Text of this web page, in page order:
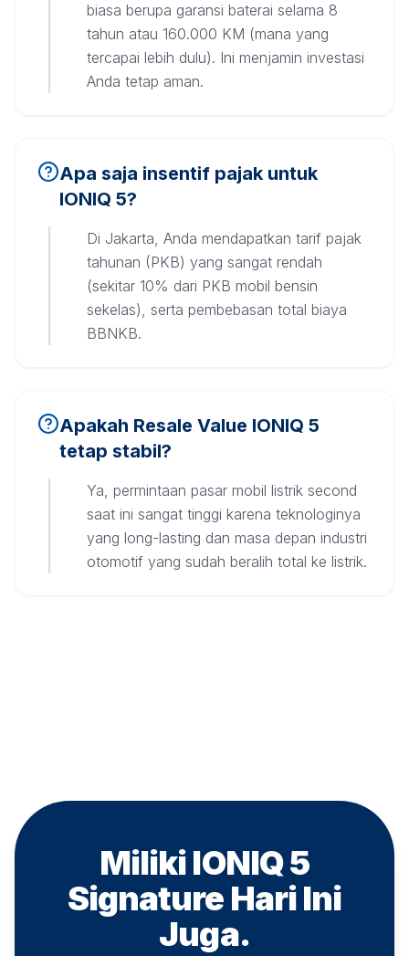
biasa berupa garansi baterai selama 8
tahun atau 160.000 KM (mana yang
tercapai lebih dulu). Ini menjamin investasi
Anda tetap aman.
Apa saja insentif pajak untuk
IONIQ 5?
Di Jakarta, Anda mendapatkan tarif pajak
tahunan (PKB) yang sangat rendah
(sekitar 10% dari PKB mobil bensin
sekelas), serta pembebasan total biaya
BBNKB.
Apakah Resale Value IONIQ 5
tetap stabil?
Ya, permintaan pasar mobil listrik second
saat ini sangat tinggi karena teknologinya
yang long-lasting dan masa depan industri
otomotif yang sudah beralih total ke listrik.
Miliki IONIQ 5
Signature Hari Ini
Juga.